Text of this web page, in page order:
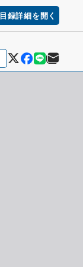
目録詳細を開く